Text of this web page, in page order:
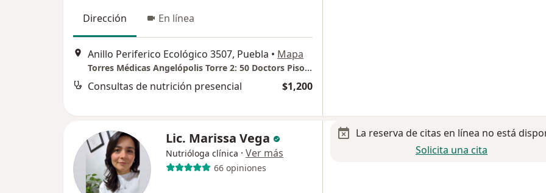
Dirección En línea
Anillo Periferico Ecológico 3507, Puebla • Mapa
Torres Médicas Angelópolis Torre 2: 50 Doctors Piso 14 Consultorio 1401 - Nutrióloga Ana Ramírez
Consultas de nutrición presencial $1,200
Lic. Marissa Vega
Nutrióloga clínica · Ver más
66 opiniones
La reserva de citas en línea no está
Solicita una cita